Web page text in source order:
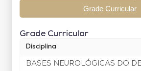
Grade Curricular
Grade Curricular
Disciplina
BASES NEUROLÓGICAS DO